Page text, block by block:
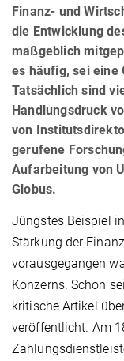
Finanz- und
die Entwicklung
maßgeblich
es häufig, sei eine
Tatsächlich sind
Handlungsdruck
von
gerufene
Aufarbeitung von
Globus.
Jüngstes Beispiel
Stärkung der
vorausgegangen
Konzerns. Schon
kritische Artikel
veröffentlicht. Am